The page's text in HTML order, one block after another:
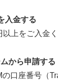
入金する
上をご入金く
から申請する
の口座番号（